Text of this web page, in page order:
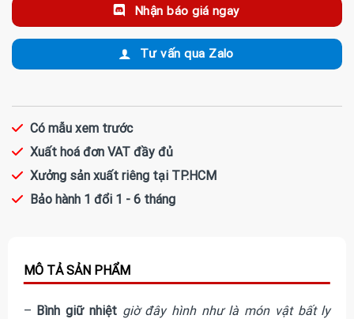
Nhận báo giá ngay
Tư vấn qua Zalo
Có mẫu xem trước
Xuất hoá đơn VAT đầy đủ
Xưởng sản xuất riêng tại TP.HCM
Bảo hành 1 đổi 1 - 6 tháng
– Bình giữ nhiệt giờ đây hình như là món vật bất ly